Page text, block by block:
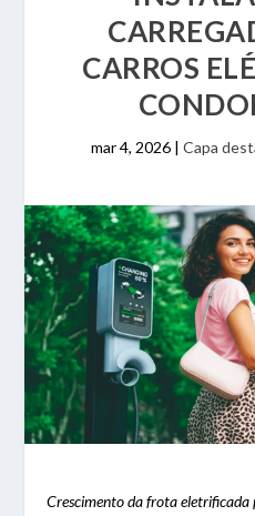
CARROS
mar 4, 2026| Capa
Crescimento da frota eletrificada